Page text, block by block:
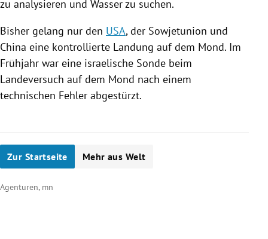
zu analysieren und Wasser zu suchen.
Bisher gelang nur den USA, der Sowjetunion und
China eine kontrollierte Landung auf dem Mond. Im
Frühjahr war eine israelische Sonde beim
Landeversuch auf dem Mond nach einem
technischen Fehler abgestürzt.
Zur Startseite Mehr aus Welt
Agenturen, mn